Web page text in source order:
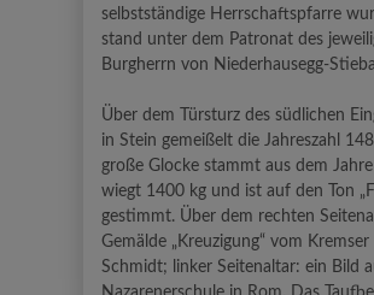
selbstständige Herrschaftspfarre
stand unter dem Patronat des
Burgherrn von Niederhausegg-
Über dem Türsturz des südlichen
in Stein gemeißelt die Jahreszahl
große Glocke stammt aus dem
wiegt 1400 kg und ist auf den Ton
gestimmt. Über dem rechten
Gemälde „Kreuzigung“ vom Kremser
Schmidt; linker Seitenaltar: ein Bild